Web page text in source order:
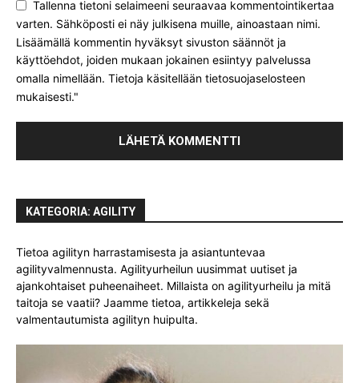
Tallenna tietoni selaimeeni seuraavaa kommentointikertaa
varten. Sähköposti ei näy julkisena muille, ainoastaan nimi.
Lisäämällä kommentin hyväksyt sivuston säännöt ja
käyttöehdot, joiden mukaan jokainen esiintyy palvelussa
omalla nimellään. Tietoja käsitellään tietosuojaselosteen
mukaisesti."
KATEGORIA: AGILITY
Tietoa agilityn harrastamisesta ja asiantuntevaa
agilityvalmennusta. Agilityurheilun uusimmat uutiset ja
ajankohtaiset puheenaiheet. Millaista on agilityurheilu ja mitä
taitoja se vaatii? Jaamme tietoa, artikkeleja sekä
valmentautumista agilityn huipulta.